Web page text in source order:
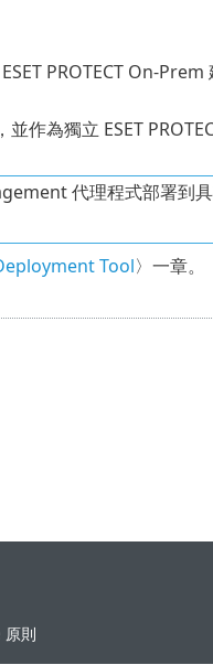
PROTECT On-Prem
作為獨立 ESET
代理程式部署到
Tool〉一章。
原則